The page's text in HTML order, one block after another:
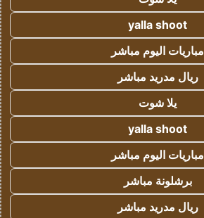
yalla shoot
مباريات اليوم مباشر
ريال مدريد مباشر
يلا شوت
yalla shoot
مباريات اليوم مباشر
برشلونة مباشر
ريال مدريد مباشر